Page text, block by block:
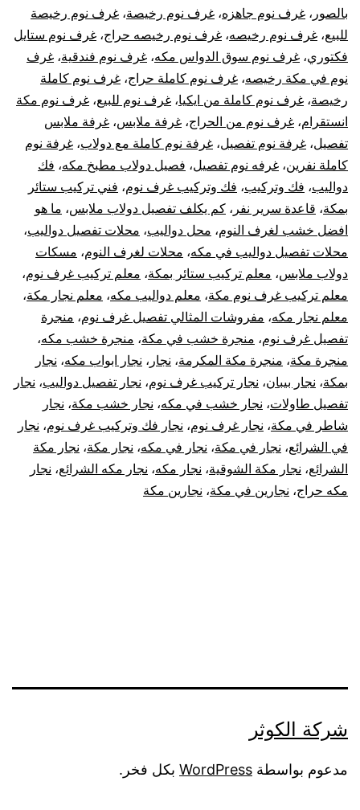
بالصور ، غرف نوم جاهزه، غرف نوم رخيصة، غرف نوم رخيصة
للبيع، غرف نوم رخيصه، غرف نوم رخيصه حراج، غرف نوم ستايل
فكتوري، غرف نوم سوق الدواس مكه، غرف نوم فندقية، غرف
نوم في مكة رخيصه، غرف نوم كاملة حراج، غرف نوم كاملة
رخيصة، غرف نوم كاملة من ايكيا، غرف نوم للبيع، غرف نوم مكة
انستقرام، غرف نوم من الحراج، غرفة ملابس، غرفة ملابس
تفصيل، غرفة نوم تفصيل، غرفة نوم كاملة مع دولاب، غرفة نوم
كاملة نفرين، غرفه نوم تفصيل، فصيل دولاب مطبخ مكه، فك
دواليب، فك وتركيب، فك وتركيب غرف نوم، فني تركيب ستائر
بمكة، قاعدة سرير نفر ، كم يكلف تفصيل دولاب ملابس، ما هو
افضل خشب لغرف النوم، محل دواليب، محلات تفصيل دواليب،
محلات تفصيل دواليب في مكه، محلات لغرف النوم، مسكات
دولاب ملابس، معلم تركيب ستائر بمكة، معلم تركيب غرف نوم،
معلم تركيب غرف نوم مكة، معلم دواليب مكه، معلم نجار مكة،
معلم نجار مكه، مفروشات المثالي تفصيل غرف نوم، منجرة
تفصيل غرف نوم، منجرة خشب في مكة، منجرة خشب مكه،
منجرة مكة، منجرة مكة المكرمة، نجار ، نجار ابواب مكه، نجار
بمكة، نجار بيبان، نجار تركيب غرف نوم، نجار تفصيل دواليب، نجار
تفصيل طاولات، نجار خشب في مكه، نجار خشب مكة، نجار
شاطر في مكة، نجار غرف نوم، نجار فك وتركيب غرف نوم، نجار
في الشرائع، نجار في مكة، نجار في مكه، نجار مكة، نجار مكة
الشرائع، نجار مكة الشوقية، نجار مكه، نجار مكه الشرائع، نجار
مكه حراج، نجارين في مكة، نجارين مكة
شركة الكوثر
مدعوم بواسطة WordPress بكل فخر.